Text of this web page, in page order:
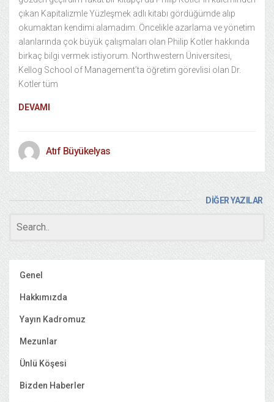
çıkan Kapitalizmle Yüzleşmek adlı kitabı gördüğümde alıp
okumaktan kendimi alamadım. Öncelikle azarlama ve yönetim
alanlarında çok büyük çalışmaları olan Philip Kotler hakkında
birkaç bilgi vermek istiyorum. Northwestern Üniversitesi,
Kellog School of Management’ta öğretim görevlisi olan Dr.
Kotler tüm
DEVAMI
Atıf Büyükelyas
DİĞER YAZILAR
Genel
Hakkımızda
Yayın Kadromuz
Mezunlar
Ünlü Köşesi
Bizden Haberler